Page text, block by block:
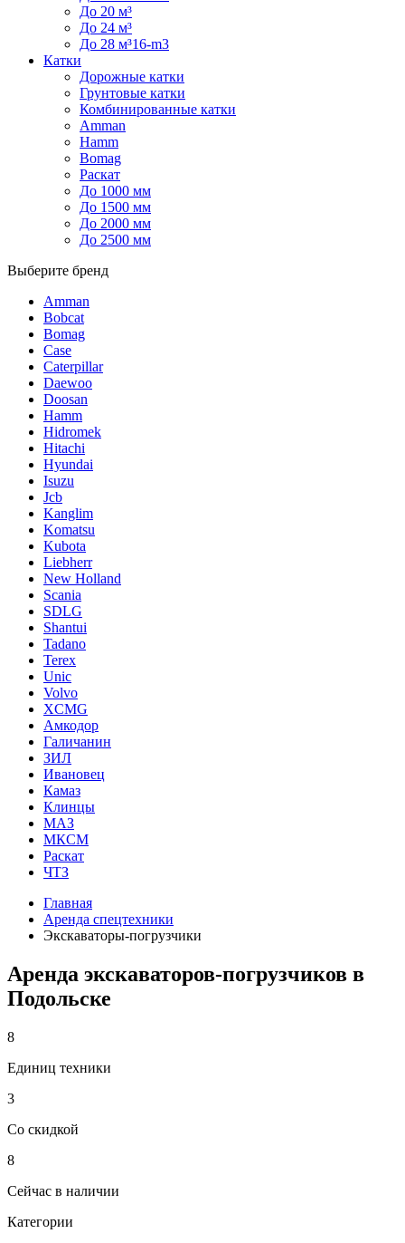
До 20 м³
До 24 м³
До 28 м³16-m3
Катки
Дорожные катки
Грунтовые катки
Комбинированные катки
Amman
Hamm
Bomag
Раскат
До 1000 мм
До 1500 мм
До 2000 мм
До 2500 мм
Выберите бренд
Amman
Bobcat
Bomag
Case
Caterpillar
Daewoo
Doosan
Hamm
Hidromek
Hitachi
Hyundai
Isuzu
Jcb
Kanglim
Komatsu
Kubota
Liebherr
New Holland
Scania
SDLG
Shantui
Tadano
Terex
Unic
Volvo
XCMG
Амкодор
Галичанин
ЗИЛ
Ивановец
Камаз
Клинцы
МАЗ
МКСМ
Раскат
ЧТЗ
Главная
Аренда спецтехники
Экскаваторы-погрузчики
Аренда экскаваторов-погрузчиков в
Подольске
8
Единиц техники
3
Со скидкой
8
Сейчас в наличии
Категории